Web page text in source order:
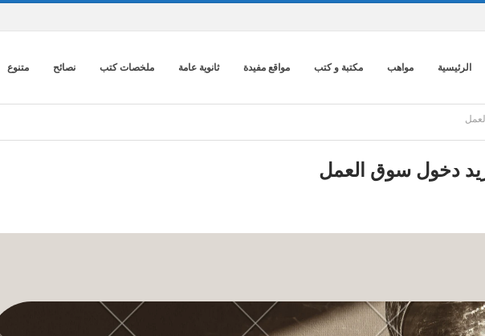
الرئيسية مواهب مكتبة و كتب مواقع مفيدة ثانوية عامة ملخصات كتب نصائح متنوع